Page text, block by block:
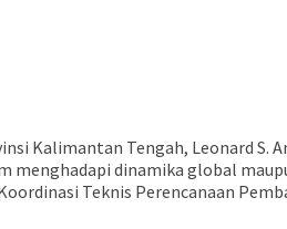
Kalimantan Tengah, Leonard
menghadapi dinamika global
Teknis Perencanaan